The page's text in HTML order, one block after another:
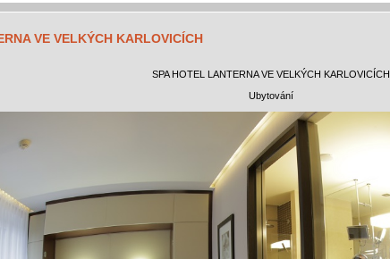
VE VELKÝCH KARLOVICÍCH
SPA HOTEL LANTERNA VE VELKÝCH KARLOVICÍCH
Ubytování